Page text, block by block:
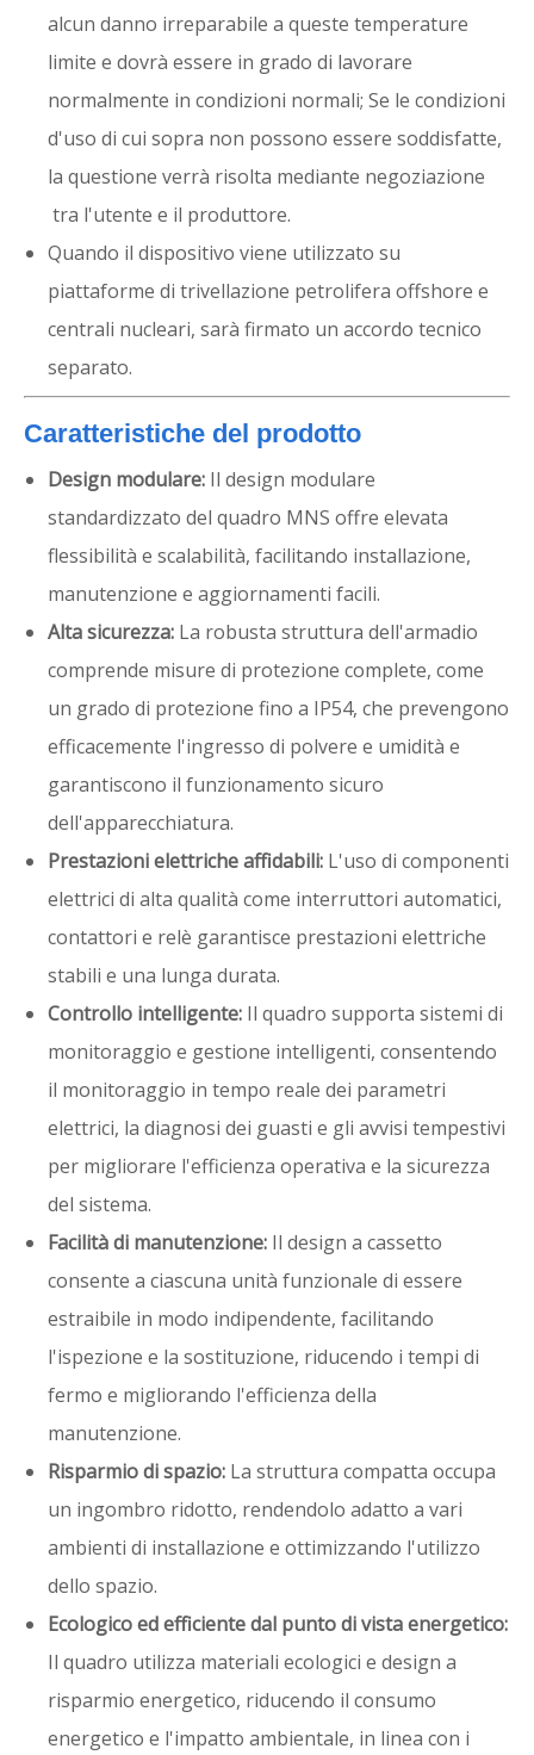
alcun danno irreparabile a queste temperature
limite e dovrà essere in grado di lavorare
normalmente in condizioni normali; Se le condizioni
d'uso di cui sopra non possono essere soddisfatte,
la questione verrà risolta mediante negoziazione
tra l'utente e il produttore.
Quando il dispositivo viene utilizzato su
piattaforme di trivellazione petrolifera offshore e
centrali nucleari, sarà firmato un accordo tecnico
separato.
Caratteristiche del prodotto
Design modulare: Il design modulare
standardizzato del quadro MNS offre elevata
flessibilità e scalabilità, facilitando installazione,
manutenzione e aggiornamenti facili.
Alta sicurezza: La robusta struttura dell'armadio
comprende misure di protezione complete, come
un grado di protezione fino a IP54, che prevengono
efficacemente l'ingresso di polvere e umidità e
garantiscono il funzionamento sicuro
dell'apparecchiatura.
Prestazioni elettriche affidabili: L'uso di componenti
elettrici di alta qualità come interruttori automatici,
contattori e relè garantisce prestazioni elettriche
stabili e una lunga durata.
Controllo intelligente: Il quadro supporta sistemi di
monitoraggio e gestione intelligenti, consentendo
il monitoraggio in tempo reale dei parametri
elettrici, la diagnosi dei guasti e gli avvisi tempestivi
per migliorare l'efficienza operativa e la sicurezza
del sistema.
Facilità di manutenzione: Il design a cassetto
consente a ciascuna unità funzionale di essere
estraibile in modo indipendente, facilitando
l'ispezione e la sostituzione, riducendo i tempi di
fermo e migliorando l'efficienza della
manutenzione.
Risparmio di spazio: La struttura compatta occupa
un ingombro ridotto, rendendolo adatto a vari
ambienti di installazione e ottimizzando l'utilizzo
dello spazio.
Ecologico ed efficiente dal punto di vista energetico:
Il quadro utilizza materiali ecologici e design a
risparmio energetico, riducendo il consumo
energetico e l'impatto ambientale, in linea con i